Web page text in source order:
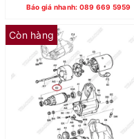
Báo giá nhanh: 089 669 5959
Còn hàng